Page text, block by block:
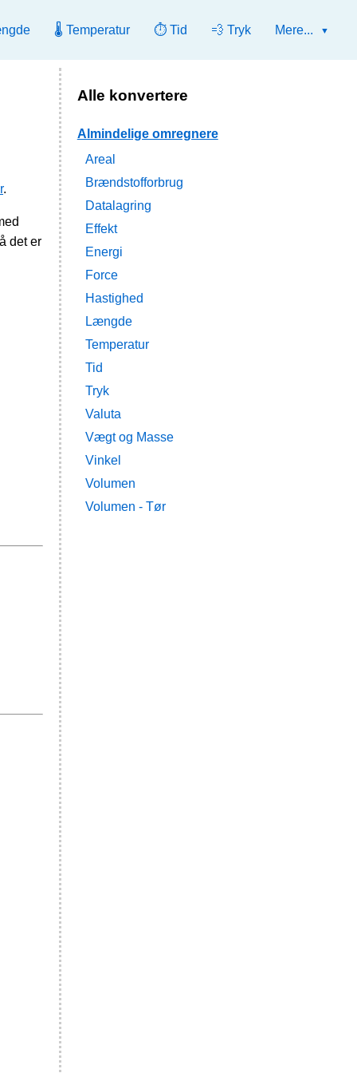
🌡️ Temperatur ⏱️ Tid 💨 Tryk Mere...
.
det er
Alle konvertere
Almindelige omregnere
Areal
Brændstofforbrug
Datalagring
Effekt
Energi
Force
Hastighed
Længde
Temperatur
Tid
Tryk
Valuta
Vægt og Masse
Vinkel
Volumen
Volumen - Tør